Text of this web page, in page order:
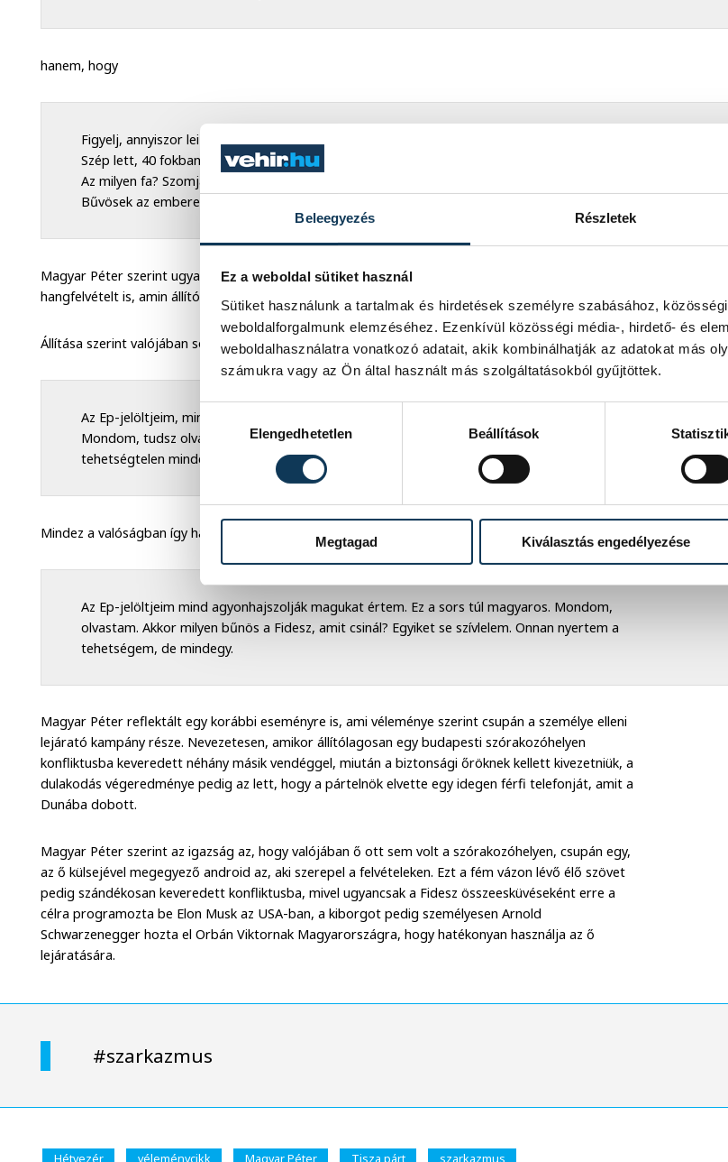
Beleegyezés Részletek
Ez a weboldal sütiket használ
Sütiket használunk a tartalmak és hirdetések személyre szabásához,
weboldalforgalmunk elemzéséhez. Ezenkívül közösségi média-, hirdető- és
weboldalhasználatra vonatkozó adatait, akik kombinálhatják az adatokat más
számukra vagy az Ön által használt más szolgáltatásokból gyűjtöttek.
Hozzájárulás kiválasztása
Elengedhetetlen
Beállítások
Megtagad Kiválasztás engedélyezése
hanem, hogy
Figyelj, annyiszor leizzadtam ma, fogd meg az ingem, cseréltem az előbb.
Szép lett, 40 fokban mostam. Hősök vannak a téren.
Az milyen fa? Szomjas. Csak állunk itt?
Bűvösek az emberek és ez számít.
Magyar Péter szerint ugyanígy hamisították meg Rogán Antal személyes utasítására azt a
hangfelvételt is, amin állítólagosan saját EP-képviselőit nevezi agyhalottnak a Tisza párt vezetője.
Állítása szerint valójában sosem hangzott el a szájából az, hogy
Az Ep-jelöltjeim, mind agyhalottak. Értem, hogy Soros-ügynök, és nem tud magyarul.
Mondom, tudsz olvasni? Akkor mi a büdös faszomat csináltál? Egyik se szimpi. Olyan
tehetségtelen mindegyik.
Mindez a valóságban így hangzott Magyar Péter szerint:
Az Ep-jelöltjeim mind agyonhajszolják magukat értem. Ez a sors túl magyaros. Mondom,
olvastam. Akkor milyen bűnös a Fidesz, amit csinál? Egyiket se szívlelem. Onnan nyertem a
tehetségem, de mindegy.
Magyar Péter reflektált egy korábbi eseményre is, ami véleménye szerint csupán a személye elleni
lejárató kampány része. Nevezetesen, amikor állítólagosan egy budapesti szórakozóhelyen
konfliktusba keveredett néhány másik vendéggel, miután a biztonsági őröknek kellett kivezetniük, a
dulakodás végeredménye pedig az lett, hogy a pártelnök elvette egy idegen férfi telefonját, amit a
Dunába dobott.
Magyar Péter szerint az igazság az, hogy valójában ő ott sem volt a szórakozóhelyen, csupán egy,
az ő külsejével megegyező android az, aki szerepel a felvételeken. Ezt a fém vázon lévő élő szövet
pedig szándékosan keveredett konfliktusba, mivel ugyancsak a Fidesz összeesküvéseként erre a
célra programozta be Elon Musk az USA-ban, a kiborgot pedig személyesen Arnold
Schwarzenegger hozta el Orbán Viktornak Magyarországra, hogy hatékonyan használja az ő
lejáratására.
#szarkazmus
Hétvezér véleménycikk Magyar Péter Tisza párt szarkazmus